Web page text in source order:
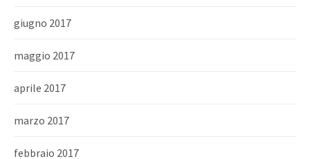
giugno 2017
maggio 2017
aprile 2017
marzo 2017
febbraio 2017